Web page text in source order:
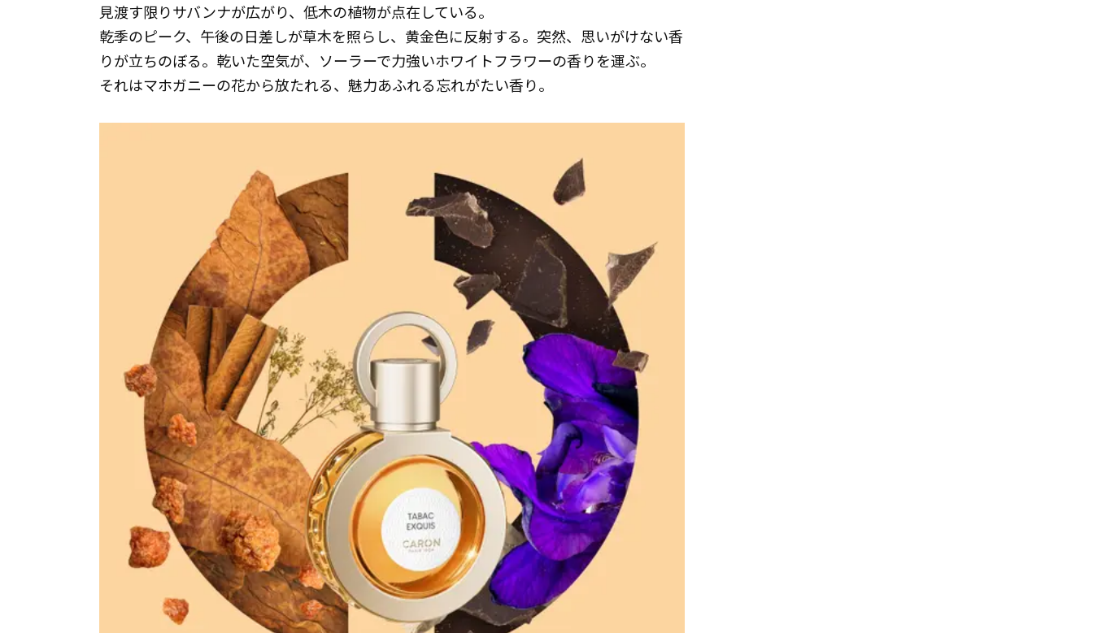
見渡す限りサバンナが広がり、低木の植物が点在している。
乾季のピーク、午後の日差しが草木を照らし、黄金色に反射する。突然、思いがけない香
りが立ちのぼる。乾いた空気が、ソーラーで力強いホワイトフラワーの香りを運ぶ。
それはマホガニーの花から放たれる、魅力あふれる忘れがたい香り。